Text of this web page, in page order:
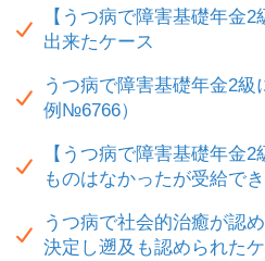
【うつ病で障害基礎年金
出来たケース
うつ病で障害基礎年金2
例№6766）
【うつ病で障害基礎年金
ものはなかったが受給で
うつ病で社会的治癒が認
決定し遡及も認められた